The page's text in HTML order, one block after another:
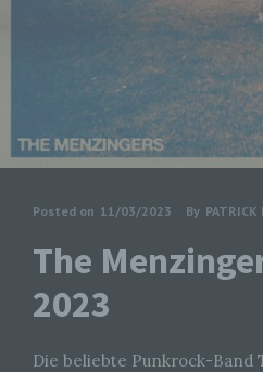
Posted on 11/03/2023 By PATRICK
The
2023
Die beliebte Punkrock-Band